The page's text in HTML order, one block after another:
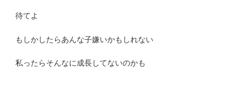
待てよ
もしかしたらあんな子嫌いかもしれない
私ったらそんなに成長してないのかも